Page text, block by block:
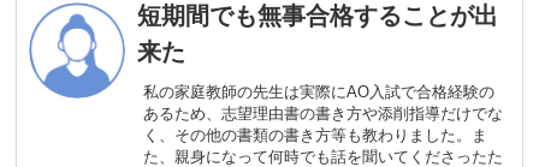
短期間でも無事合格することが出
来た
私の家庭教師の先生は実際にAO入試で合格経験の
あるため、志望理由書の書き方や添削指導だけでな
く、その他の書類の書き方等も教わりました。ま
た、親身になって何時でも話を聞いてくださったた